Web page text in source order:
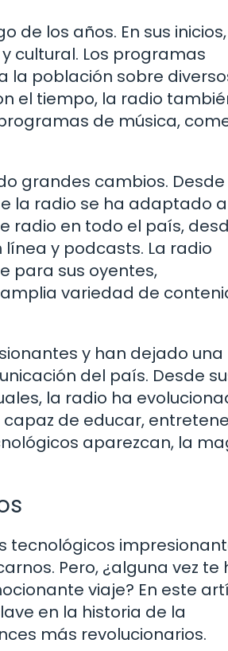
de los años. En sus
cultural. Los programas
la población sobre
el tiempo, la radio
de música,
grandes cambios. Desde
la radio se ha adaptado
radio en todo el país,
y podcasts. La radio
para sus oyentes,
variedad de
y han dejado una
del país. Desde
la radio ha
de educar,
aparezcan, la
tecnológicos
Pero, ¿alguna vez te
viaje? En este
en la historia de la
más revolucionarios.